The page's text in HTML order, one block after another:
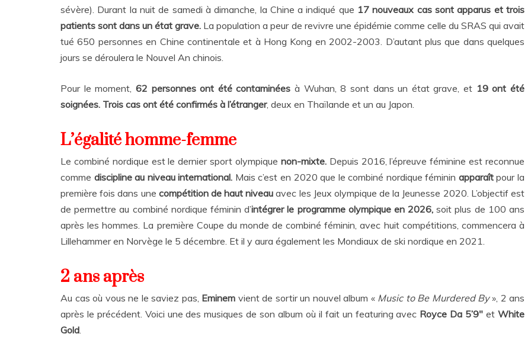
sévère). Durant la nuit de samedi à dimanche, la Chine a indiqué que 17 nouveaux cas sont apparus et trois
patients sont dans un état grave. La population a peur de revivre une épidémie comme celle du SRAS qui avait
tué 650 personnes en Chine continentale et à Hong Kong en 2002-2003. D’autant plus que dans quelques
jours se déroulera le Nouvel An chinois.
Pour le moment, 62 personnes ont été contaminées à Wuhan, 8 sont dans un état grave, et 19 ont été
soignées. Trois cas ont été confirmés à l’étranger, deux en Thaïlande et un au Japon.
L’égalité homme-femme
Le combiné nordique est le dernier sport olympique non-mixte.Depuis 2016, l’épreuve féminine est reconnue
comme discipline au niveau international. Mais c’est en 2020 que le combiné nordique féminin apparaîtpour la
première fois dans une compétition de haut niveau avec les Jeux olympique de la Jeunesse 2020. L’objectif est
de permettre au combiné nordique féminin d’intégrer le programme olympique en 2026, soit plus de 100 ans
après les hommes. La première Coupe du monde de combiné féminin, avec huit compétitions, commencera à
Lillehammer en Norvège le 5 décembre. Et il y aura également les Mondiaux de ski nordique en 2021.
2 ans après
Au cas où vous ne le saviez pas, Eminem vient de sortir un nouvel album « Music to Be Murdered By», 2 ans
après le précédent. Voici une des musiques de son album où il fait un featuring avec Royce Da 5’9″ etWhite
Gold.